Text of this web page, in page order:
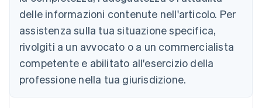
delle informazioni contenute nell'articolo. Per
assistenza sulla tua situazione specifica,
rivolgiti a un avvocato o a un commercialista
competente e abilitato all'esercizio della
professione nella tua giurisdizione.
English
Canada
English Français
Cina continentale
Cipro
English